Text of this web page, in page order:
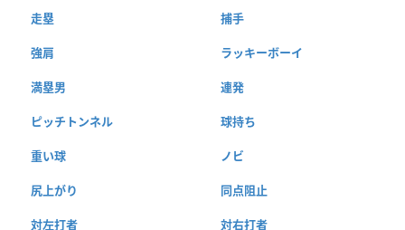
走塁 捕手
強肩 ラッキーボーイ
満塁男 連発
ピッチトンネル 球持ち
重い球 ノビ
尻上がり 同点阻止
対左打者 対右打者